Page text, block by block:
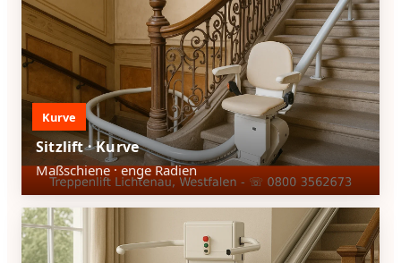
Kurve
Sitzlift · Kurve
Maßschiene · enge Radien